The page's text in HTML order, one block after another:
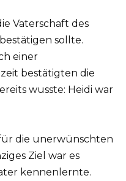
Vaterschaft des
sollte.
einer
bestätigten die
wusste: Heidi war
die unerwünschten
Ziel war es
kennenlernte.